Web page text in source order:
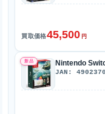
買取価格45,500 円
新品 Nintendo
JAN: